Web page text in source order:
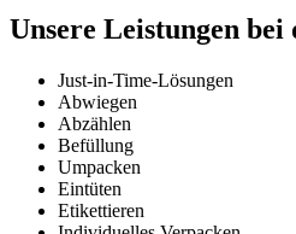
Unsere Leistungen
Just-in-Time-Lösungen
Abwiegen
Abzählen
Befüllung
Umpacken
Eintüten
Etikettieren